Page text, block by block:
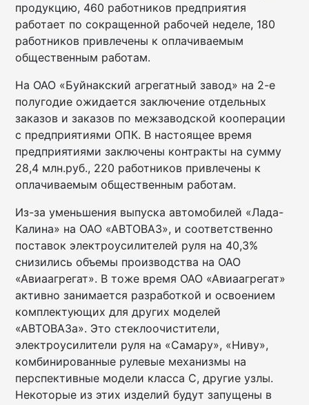
продукцию, 460 работников предприятия
работает по сокращенной рабочей неделе, 180
работников привлечены к оплачиваемым
общественным работам.
На ОАО «Буйнакский агрегатный завод» на 2-е
полугодие ожидается заключение отдельных
заказов и заказов по межзаводской кооперации
с предприятиями ОПК. В настоящее время
предприятиями заключены контракты на сумму
28,4 млн.руб., 220 работников привлечены к
оплачиваемым общественным работам.
Из-за уменьшения выпуска автомобилей «Лада-
Калина» на ОАО «АВТОВАЗ», и соответственно
поставок электроусилителей руля на 40,3%
снизились объемы производства на ОАО
«Авиаагрегат». В тоже время ОАО «Авиаагрегат»
активно занимается разработкой и освоением
комплектующих для других моделей
«АВТОВАЗа». Это стеклоочистители,
электроусилители руля на «Самару», «Ниву»,
комбинированные рулевые механизмы на
перспективные модели класса С, другие узлы.
Некоторые из этих изделий будут запущены в